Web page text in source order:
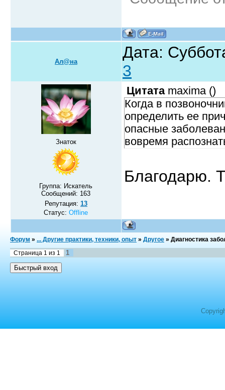
Ал@на
Дата:
3
Знаток
Группа: Искатель
Сообщений: 163
Репутация: 13
Статус:Offline
Цитата maxima ()
Когда в
определить ее
опасные
вовремя
Благодарю.
Форум » ... Другие практики, техники, опыт » Другое » Диагностика
Страница 1 из 1 1